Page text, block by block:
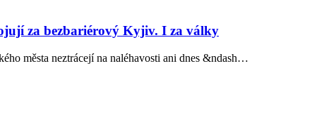
za bezbariérový Kyjiv. I za války
města neztrácejí na naléhavosti ani dnes &ndash…